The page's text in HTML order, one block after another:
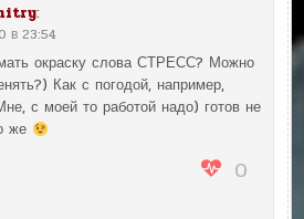
:
в 23:54
окраску слова СТРЕСС? Можно
Как с погодой, например,
с моей то работой надо) готов не
же
0